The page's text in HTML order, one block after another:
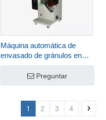
Máquina automática de
envasado de gránulos en
bolsas de forma piramidal
con obturador de tornillo
vertical DXDK-100ZII
Preguntar
1 2 3 4